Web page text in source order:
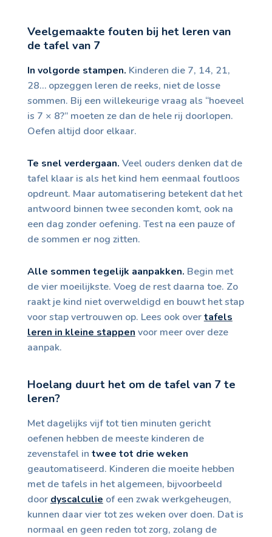
Veelgemaakte fouten bij het leren van
de tafel van 7
In volgorde stampen. Kinderen die 7, 14, 21,
28… opzeggen leren de reeks, niet de losse
sommen. Bij een willekeurige vraag als “hoeveel
is 7 × 8?” moeten ze dan de hele rij doorlopen.
Oefen altijd door elkaar.
Te snel verdergaan. Veel ouders denken dat de
tafel klaar is als het kind hem eenmaal foutloos
opdreunt. Maar automatisering betekent dat het
antwoord binnen twee seconden komt, ook na
een dag zonder oefening. Test na een pauze of
de sommen er nog zitten.
Alle sommen tegelijk aanpakken. Begin met
de vier moeilijkste. Voeg de rest daarna toe. Zo
raakt je kind niet overweldigd en bouwt het stap
voor stap vertrouwen op. Lees ook overtafels
leren in kleine stappen voor meer over deze
aanpak.
Hoelang duurt het om de tafel van 7 te
leren?
Met dagelijks vijf tot tien minuten gericht
oefenen hebben de meeste kinderen de
zevenstafel in twee tot drie weken
geautomatiseerd. Kinderen die moeite hebben
met de tafels in het algemeen, bijvoorbeeld
door dyscalculie of een zwak werkgeheugen,
kunnen daar vier tot zes weken over doen. Dat is
normaal en geen reden tot zorg, zolang de